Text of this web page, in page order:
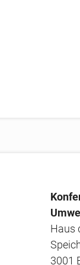
Haus
3001